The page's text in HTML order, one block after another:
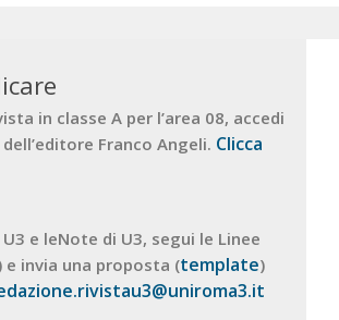
in classe A per l’area 08, accedi
Franco Angeli. Clicca
e leNote di U3, segui le Linee
e invia una proposta (template)